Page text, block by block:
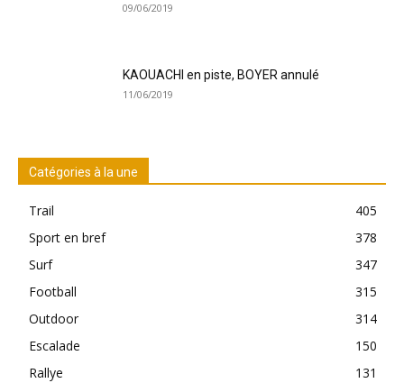
09/06/2019
KAOUACHI en piste, BOYER annulé
11/06/2019
Catégories à la une
Trail
405
Sport en bref
378
Surf
347
Football
315
Outdoor
314
Escalade
150
Rallye
131